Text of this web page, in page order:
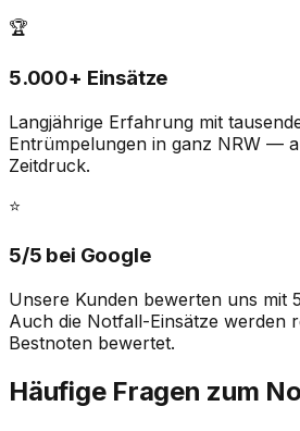
🏆
5.000+ Einsätze
Langjährige Erfahrung mit
Entrümpelungen in ganz NRW —
Zeitdruck.
⭐
5/5 bei Google
Unsere Kunden bewerten uns mit 5
Auch die Notfall-Einsätze werden
Bestnoten bewertet.
Häufige Fragen zum